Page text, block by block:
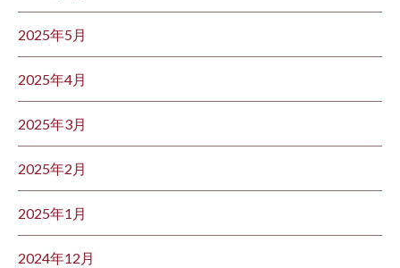
2025年5月
2025年4月
2025年3月
2025年2月
2025年1月
2024年12月